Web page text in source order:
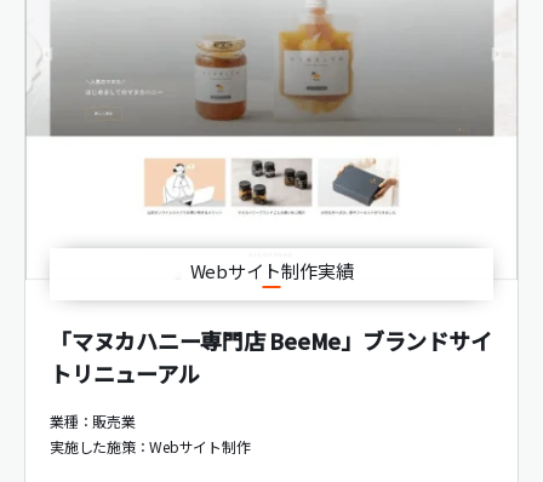
Webサイト制作実績
「マヌカハニー専門店 BeeMe」ブランドサイ
トリニューアル
業種：販売業
実施した施策：Webサイト制作